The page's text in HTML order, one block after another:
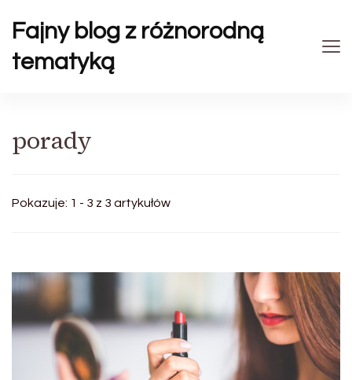
Fajny blog z różnorodną
tematyką
porady
Pokazuje: 1 - 3 z 3 artykułów